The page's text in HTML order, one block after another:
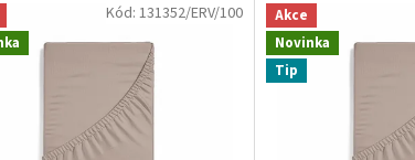
Kód: 131352/ERV/100
Akce
Novinka
Tip